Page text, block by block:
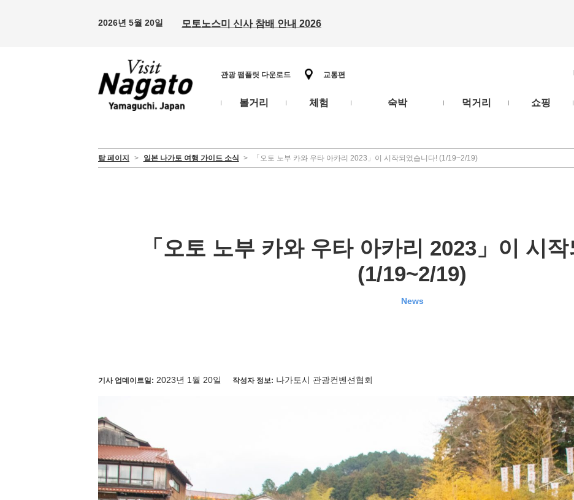
2026년 5월 20일 모토노스미 신사 참배 안내 2026
관광 팸플릿 다운로드 교통편
볼거리 체험 숙박 먹거리 쇼핑
탑 페이지 > 일본 나가토 여행 가이드 소식 > 「오토 노부 카와 우타 아카리 2023」이 시작되었습니다! (1/19~2/19)
「오토 노부 카와 우타 아카리 2023」이 시
(1/19~2/19)
News
기사 업데이트일: 2023년 1월 20일 작성자 정보: 나가토시 관광컨벤션협회